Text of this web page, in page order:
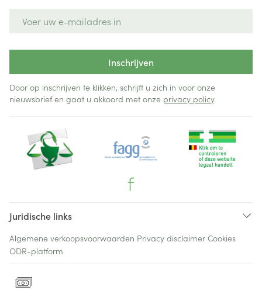
Inschrijven
Door op inschrijven te klikken, schrijft u zich in voor onze
nieuwsbrief en gaat u akkoord met onze privacy policy.
Juridische links
Algemene verkoopsvoorwaarden Privacy disclaimer Cookies
ODR-platform